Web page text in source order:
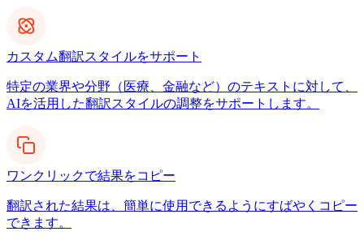
カスタム翻訳スタイルをサポート
特定の業界や分野（医療、金融など）のテキストに対して、
AIを活用した翻訳スタイルの調整をサポートします。
ワンクリックで結果をコピー
翻訳された結果は、簡単に使用できるようにすばやくコピー
できます。